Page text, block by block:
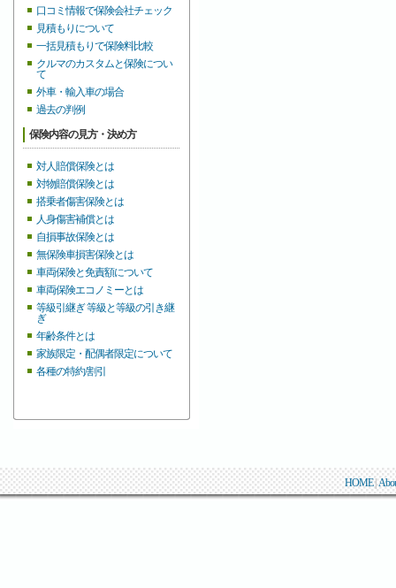
口コミ情報で保険会社チェック
見積もりについて
一括見積もりで保険料比較
クルマのカスタムと保険につい
て
外車・輸入車の場合
過去の判例
保険内容の見方・決め方
対人賠償保険とは
対物賠償保険とは
搭乗者傷害保険とは
人身傷害補償とは
自損事故保険とは
無保険車損害保険とは
車両保険と免責額について
車両保険エコノミーとは
等級引継ぎ 等級と等級の引き継
ぎ
年齢条件とは
家族限定・配偶者限定について
各種の特約/割引
HOME|